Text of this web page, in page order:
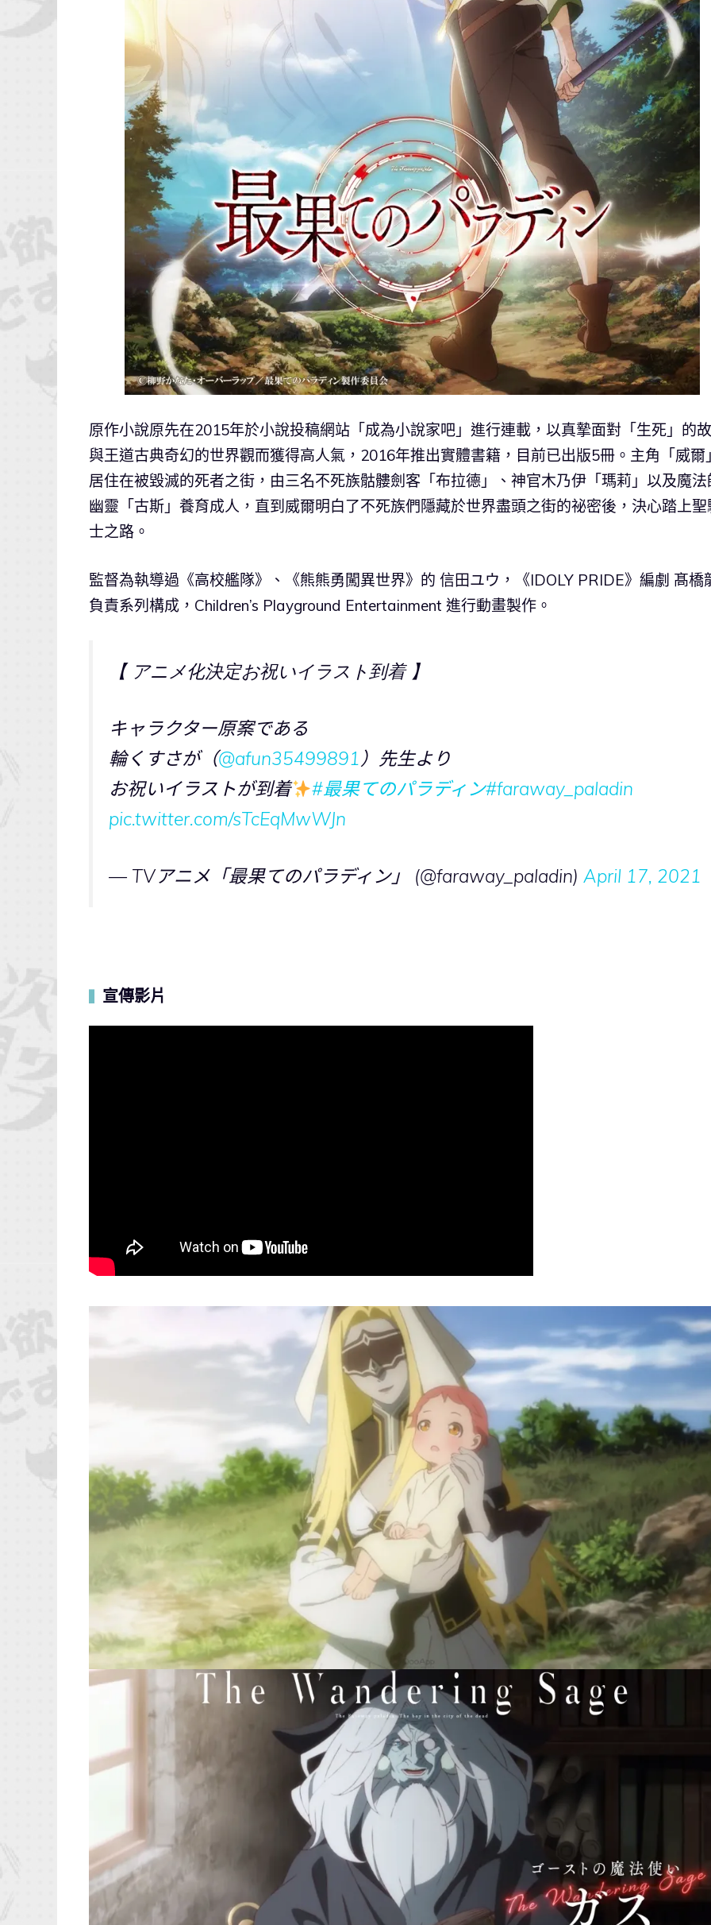
原作小說原先在2015年於小說投稿網站「成為小說家吧」進行連載，以真摯面對「生死」的
與王道古典奇幻的世界觀而獲得高人氣，2016年推出實體書籍，目前已出版5冊。主角「威爾
居住在被毀滅的死者之街，由三名不死族骷髏劍客「布拉德」、神官木乃伊「瑪莉」以及魔法
幽靈「古斯」養育成人，直到威爾明白了不死族們隱藏於世界盡頭之街的祕密後，決心踏上聖
士之路。
監督為執導過《高校艦隊》、《熊熊勇闖異世界》的 信田ユウ，《IDOLY PRIDE》編劇 髙橋
負責系列構成，Children’s Playground Entertainment 進行動畫製作。
【 アニメ化決定お祝いイラスト到着 】
キャラクター原案である
輪くすさが（@afun35499891）先生より
お祝いイラストが到着
#最果てのパラディン#faraway_paladin
pic.twitter.com/sTcEqMwWJn
— TVアニメ「最果てのパラディン」 (@faraway_paladin) April 17, 2021
宣傳影片